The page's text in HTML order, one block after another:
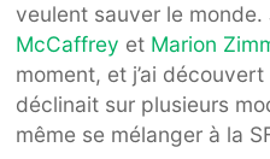
veulent sauver le monde.
McCaffrey et Marion
moment, et j’ai
déclinait sur plusieurs
même se mélanger à la